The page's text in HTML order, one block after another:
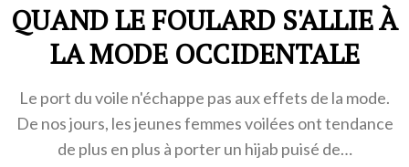
QUAND LE FOULARD S'ALLIE À
LA MODE OCCIDENTALE
Le port du voile n'échappe pas aux effets de la mode.
De nos jours, les jeunes femmes voilées ont tendance
de plus en plus à porter un hijab puisé de…